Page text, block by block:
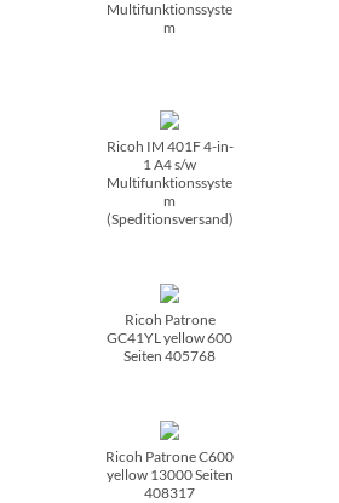
Multifunktionssyste
m
Ricoh IM 401F 4-in-
1 A4 s/­w
Multifunktionssyste
m
(Speditionsversand)
Ricoh Patrone
GC41YL yellow 600
Seiten 405768
Ricoh Patrone C600
yellow 13000 Seiten
408317